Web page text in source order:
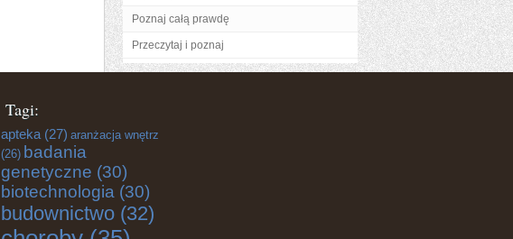
Poznaj całą prawdę
Przeczytaj i poznaj
Tagi:
apteka (27) aranżacja wnętrz
(26) badania
genetyczne (30)
biotechnologia (30)
budownictwo (32)